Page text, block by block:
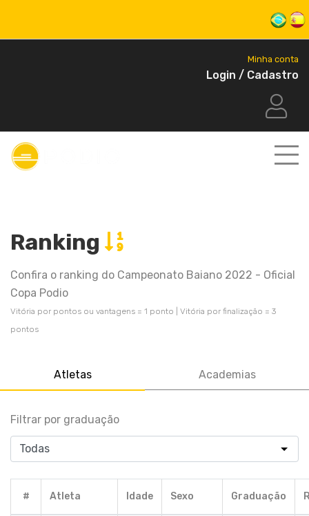
Minha conta
Login / Cadastro
Ranking
Confira o ranking do Campeonato Baiano 2022 - Oficial
Copa Podio
Vitória por pontos ou vantagens = 1 ponto | Vitória por finalização = 3
pontos
Atletas Academias
Filtrar por graduação
# Atleta Idade Sexo Graduação